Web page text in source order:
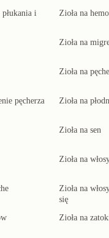
płukania i
Zioła na
Zioła na
Zioła na
pęcherza Zioła na
Zioła na sen
Zioła na
Zioła na
się
Zioła na